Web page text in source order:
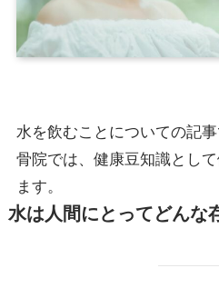
水を飲むことについての記
骨院では、健康豆知識とし
ます。
水は人間にとってどんな